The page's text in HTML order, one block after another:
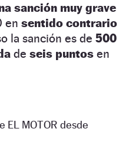
sanción muy grave
en sentido contrario
la sanción es de 500
de seis puntos en
EL MOTOR desde